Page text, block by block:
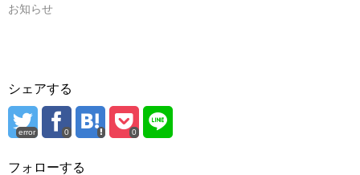
お知らせ
シェアする
error 0 0
フォローする